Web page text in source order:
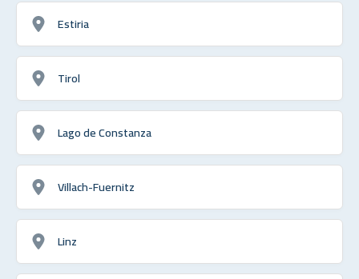
Estiria
Tirol
Lago de Constanza
Villach-Fuernitz
Linz